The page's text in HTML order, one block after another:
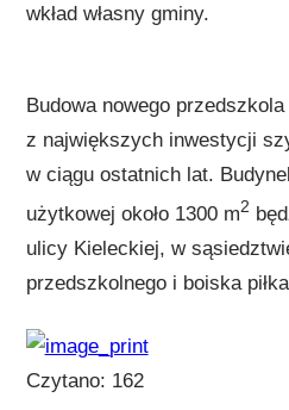
wkład własny gminy.
Budowa nowego
z największych inwestycji
w ciągu ostatnich lat.
użytkowej około 1300 m2
ulicy Kieleckiej, w
przedszkolnego i boiska
Czytano: 162